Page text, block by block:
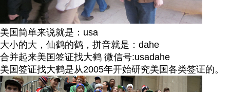
美国简单来说就是：usa
大小的大，仙鹤的鹤，拼音就是：dahe
合并起来美国签证找大鹤 微信号:usadahe
美国签证找大鹤是从2005年开始研究美国各类签证的。